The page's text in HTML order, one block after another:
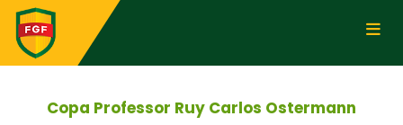
Copa Professor Ruy Carlos Ostermann